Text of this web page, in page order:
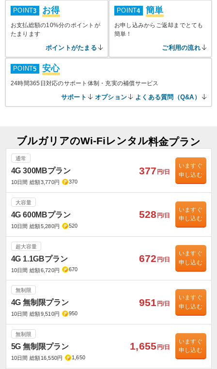
POINT3 お得
お支払総額の10%分のポイントが
たまります
ポイントがたまる
POINT4 簡単
お申し込みからご返却までとても
簡単！
ご利用の流れ
POINT5 安心
24時間365日対応のサポート体制・充実の補償サービス
サポート オプション よくある質問（Q&A）
ブルガリアのWi-Fiレンタル料金プラン
通常
4G 300MBプラン
10日間 総額3,770円 370
377 円/日
いますぐ
申し込む
大容量
4G 600MBプラン
10日間 総額5,280円 520
528 円/日
いますぐ
申し込む
超大容量
4G 1.1GBプラン
10日間 総額6,720円 670
672 円/日
いますぐ
申し込む
無制限
4G 無制限プラン
10日間 総額9,510円 950
951 円/日
いますぐ
申し込む
無制限
5G 無制限プラン
10日間 総額16,550円 1,650
1,655 円/日
いますぐ
申し込む